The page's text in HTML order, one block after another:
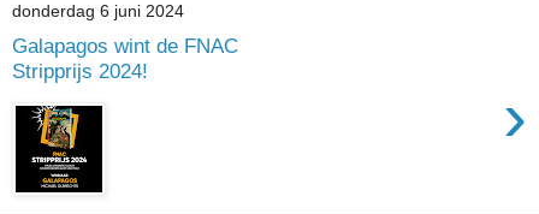
donderdag 6 juni 2024
Galapagos wint de FNAC
Stripprijs 2024!
›